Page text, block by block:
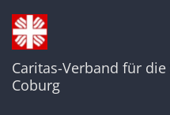
Caritas-Verband für
Coburg